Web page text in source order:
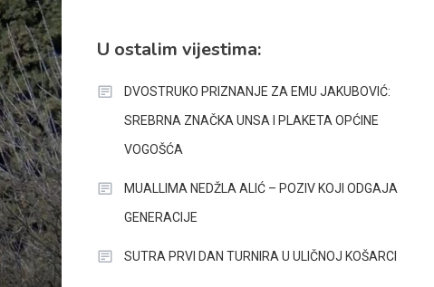
U ostalim vijestima:
DVOSTRUKO PRIZNANJE ZA EMU JAKUBOVIĆ:
SREBRNA ZNAČKA UNSA I PLAKETA OPĆINE
VOGOŠĆA
MUALLIMA NEDŽLA ALIĆ – POZIV KOJI ODGAJA
GENERACIJE
SUTRA PRVI DAN TURNIRA U ULIČNOJ KOŠARCI